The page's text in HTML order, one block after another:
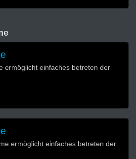
ermöglicht einfaches betreten der
ermöglicht einfaches betreten der